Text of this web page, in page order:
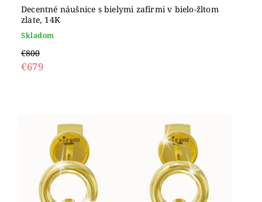
Decentné náušnice s bielymi zafírmi v bielo-žltom
zlate, 14K
Skladom
€800
€679